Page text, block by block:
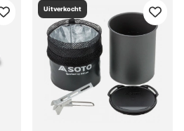
Uitverkocht